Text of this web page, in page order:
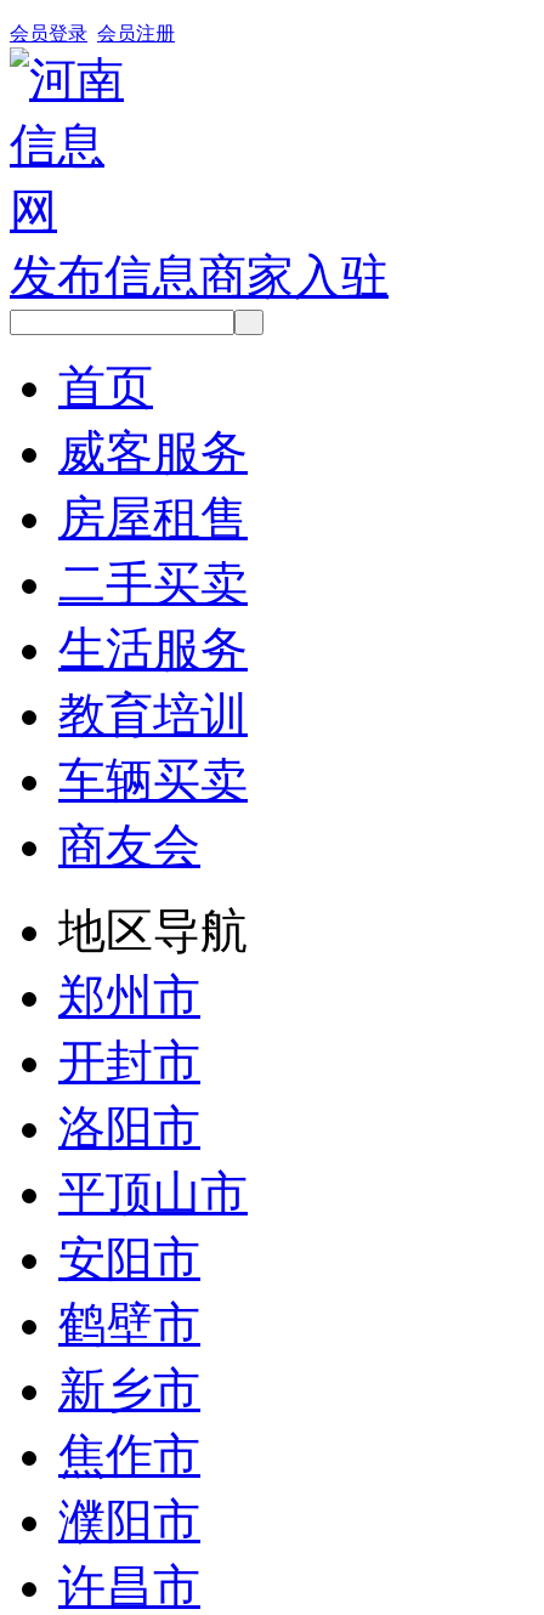
会员登录 会员注册
发布信息商家入驻
首页
威客服务
房屋租售
二手买卖
生活服务
教育培训
车辆买卖
商友会
地区导航
郑州市
开封市
洛阳市
平顶山市
安阳市
鹤壁市
新乡市
焦作市
濮阳市
许昌市